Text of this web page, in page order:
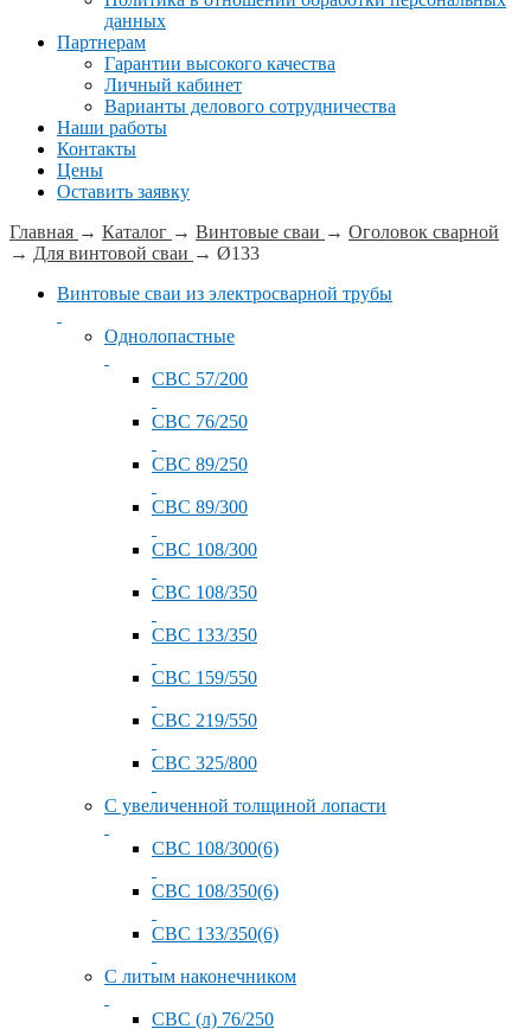
данных
Партнерам
Гарантии высокого качества
Личный кабинет
Варианты делового сотрудничества
Наши работы
Контакты
Цены
Оставить заявку
Главная → Каталог → Винтовые сваи → Оголовок сварной
→ Для винтовой сваи → Ø133
Винтовые сваи из электросварной трубы
Однолопастные
СВС 57/200
СВС 76/250
СВС 89/250
СВС 89/300
СВС 108/300
СВС 108/350
СВС 133/350
СВС 159/550
СВС 219/550
СВС 325/800
С увеличенной толщиной лопасти
СВС 108/300(6)
СВС 108/350(6)
СВС 133/350(6)
С литым наконечником
СВС (л) 76/250